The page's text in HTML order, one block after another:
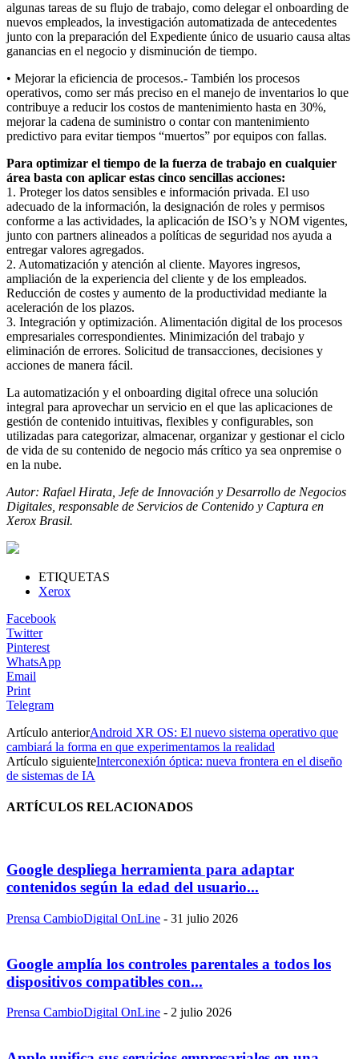
algunas tareas de su flujo de trabajo, como delegar el onboarding de
nuevos empleados, la investigación automatizada de antecedentes
junto con la preparación del Expediente único de usuario causa altas
ganancias en el negocio y disminución de tiempo.
• Mejorar la eficiencia de procesos.- También los procesos
operativos, como ser más preciso en el manejo de inventarios lo que
contribuye a reducir los costos de mantenimiento hasta en 30%,
mejorar la cadena de suministro o contar con mantenimiento
predictivo para evitar tiempos “muertos” por equipos con fallas.
Para optimizar el tiempo de la fuerza de trabajo en cualquier
área basta con aplicar estas cinco sencillas acciones:
1. Proteger los datos sensibles e información privada. El uso
adecuado de la información, la designación de roles y permisos
conforme a las actividades, la aplicación de ISO’s y NOM vigentes,
junto con partners alineados a políticas de seguridad nos ayuda a
entregar valores agregados.
2. Automatización y atención al cliente. Mayores ingresos,
ampliación de la experiencia del cliente y de los empleados.
Reducción de costes y aumento de la productividad mediante la
aceleración de los plazos.
3. Integración y optimización. Alimentación digital de los procesos
empresariales correspondientes. Minimización del trabajo y
eliminación de errores. Solicitud de transacciones, decisiones y
acciones de manera fácil.
La automatización y el onboarding digital ofrece una solución
integral para aprovechar un servicio en el que las aplicaciones de
gestión de contenido intuitivas, flexibles y configurables, son
utilizadas para categorizar, almacenar, organizar y gestionar el ciclo
de vida de su contenido de negocio más crítico ya sea onpremise o
en la nube.
Autor: Rafael Hirata, Jefe de Innovación y Desarrollo de Negocios
Digitales, responsable de Servicios de Contenido y Captura en
Xerox Brasil.
ETIQUETAS
Xerox
Facebook
Twitter
Pinterest
WhatsApp
Email
Print
Telegram
Artículo anteriorAndroid XR OS: El nuevo sistema operativo que
cambiará la forma en que experimentamos la realidad
Artículo siguienteInterconexión óptica: nueva frontera en el diseño
de sistemas de IA
ARTÍCULOS RELACIONADOS
Google despliega herramienta para adaptar
contenidos según la edad del usuario...
Prensa CambioDigital OnLine - 31 julio 2026
Google amplía los controles parentales a todos los
dispositivos compatibles con...
Prensa CambioDigital OnLine - 2 julio 2026